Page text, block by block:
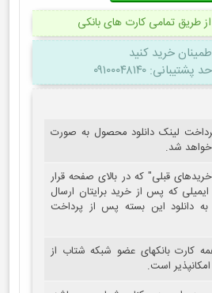
طریق تمامی کارت های بانکی
خرید کنید
۰۹۱۰۰۰۴۸۱۴۰
لینک دانلود محصول به صورت
خواهد شد.
قبلی" که در بالای صفحه قرار
ایمیلی که پس از خرید برایتان ارسال
دانلود این بسته پس از پرداخت
کارت بانکهای عضو شبکه شتاب از
است.